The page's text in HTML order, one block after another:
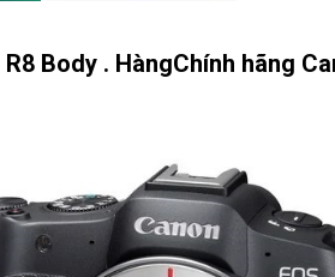
R8 Body . HàngChính hãng